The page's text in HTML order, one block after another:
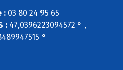
:03 80 24 95 65
: 47,0396223094572 ° ,
°